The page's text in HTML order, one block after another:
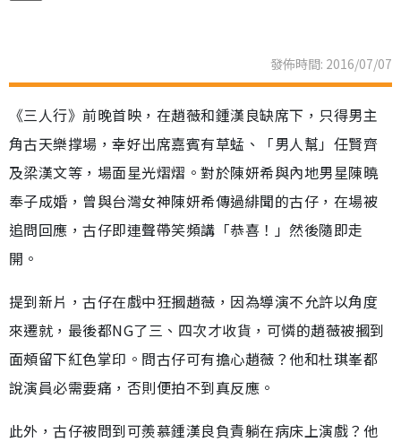
發佈時間: 2016/07/07
《三人行》前晚首映，在趙薇和鍾漢良缺席下，只得男主
角古天樂撑場，幸好出席嘉賓有草蜢、「男人幫」任賢齊
及梁漢文等，場面星光熠熠。對於陳妍希與內地男星陳曉
奉子成婚，曾與台灣女神陳妍希傳過緋聞的古仔，在場被
追問回應，古仔即連聲帶笑頻講「恭喜！」然後隨即走
開。
提到新片，古仔在戲中狂摑趙薇，因為導演不允許以角度
來遷就，最後都NG了三、四次才收貨，可憐的趙薇被摑到
面頰留下紅色掌印。問古仔可有擔心趙薇？他和杜琪峯都
說演員必需要痛，否則便拍不到真反應。
此外，古仔被問到可羨慕鍾漢良負責躺在病床上演戲？他